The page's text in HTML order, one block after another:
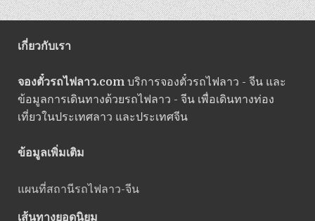
เกี่ยวกับเรา
จองตั๋วรถไฟลาว.com บริการจองตั๋วรถไฟลาว - จีน และ
ข้อมูลการเดินทางด้วยรถไฟลาว - จีน เพื่อเดินทางท่อง
เที่ยวในประเทศลาว และประเทศจีน
ข้อมูลเพิ่มเติม
แผนที่สถานีรถไฟลาว-จีน
เส้นทางยอดนิยม